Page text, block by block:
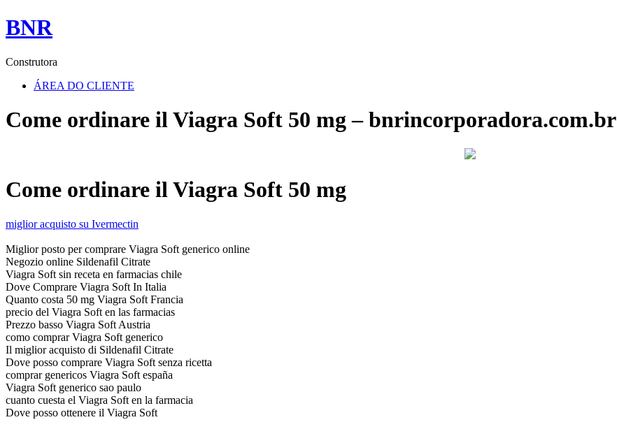
BNR
Construtora
ÁREA DO CLIENTE
Come ordinare il Viagra Soft 50 mg – bnrincorporadora.com.br
Come ordinare il Viagra Soft 50 mg
miglior acquisto su Ivermectin
Miglior posto per comprare Viagra Soft generico online
Negozio online Sildenafil Citrate
Viagra Soft sin receta en farmacias chile
Dove Comprare Viagra Soft In Italia
Quanto costa 50 mg Viagra Soft Francia
precio del Viagra Soft en las farmacias
Prezzo basso Viagra Soft Austria
como comprar Viagra Soft generico
Il miglior acquisto di Sildenafil Citrate
Dove posso comprare Viagra Soft senza ricetta
comprar genericos Viagra Soft españa
Viagra Soft generico sao paulo
cuanto cuesta el Viagra Soft en la farmacia
Dove posso ottenere il Viagra Soft